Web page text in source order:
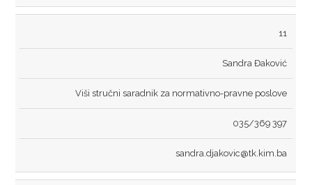
11
Sandra Đaković
Viši stručni saradnik za normativno-pravne poslove
035/369 397
sandra.djakovic@tk.kim.ba
NARATIVNI I FINANSIJSKI IZVJEŠTAJ O NAMJENSKOM
OBAVJEŠTENJA ZA ISPIT ZA TAKSI VOZAČE - ARHIVA